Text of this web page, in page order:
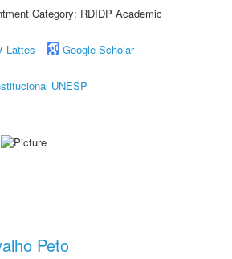
Category: RDIDP Academic
Lattes
Google Scholar
UNESP
Peto